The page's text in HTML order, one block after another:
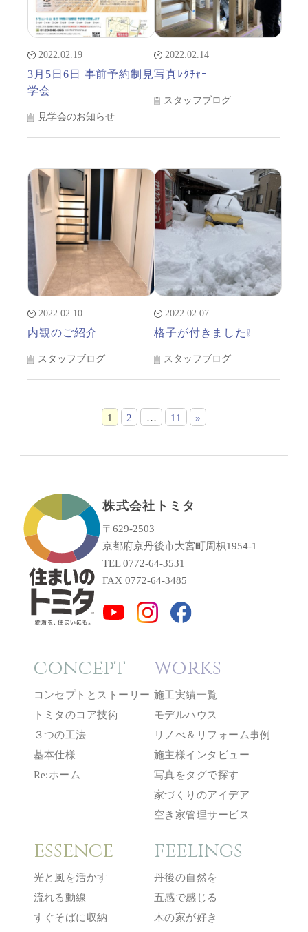
2022.02.19
3月5日6日 事前予約制見
学会
見学会のお知らせ
2022.02.14
写真ﾚｸﾁｬｰ
スタッフブログ
2022.02.10
内観のご紹介
スタッフブログ
2022.02.07
格子が付きました❕
スタッフブログ
1 2 … 11 »
株式会社トミタ
〒629-2503
京都府京丹後市大宮町周枳1954-1
TEL 0772-64-3531
FAX 0772-64-3485
concept
コンセプトとストーリー
トミタのコア技術
３つの工法
基本仕様
Re:ホーム
works
施工実績一覧
モデルハウス
リノべ＆リフォーム事例
施主様インタビュー
写真をタグで探す
家づくりのアイデア
空き家管理サービス
essence
光と風を活かす
流れる動線
すぐそばに収納
feelings
丹後の自然を
五感で感じる
木の家が好き